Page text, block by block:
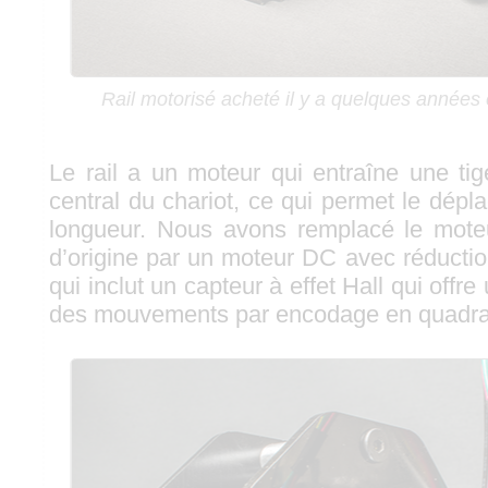
Rail motorisé acheté il y a quelques années
Le rail a un moteur qui entraîne une
central du chariot, ce qui permet le
longueur. Nous avons remplacé le
d’origine par un moteur DC avec
qui inclut un capteur à effet Hall qui offre
des mouvements par encodage en